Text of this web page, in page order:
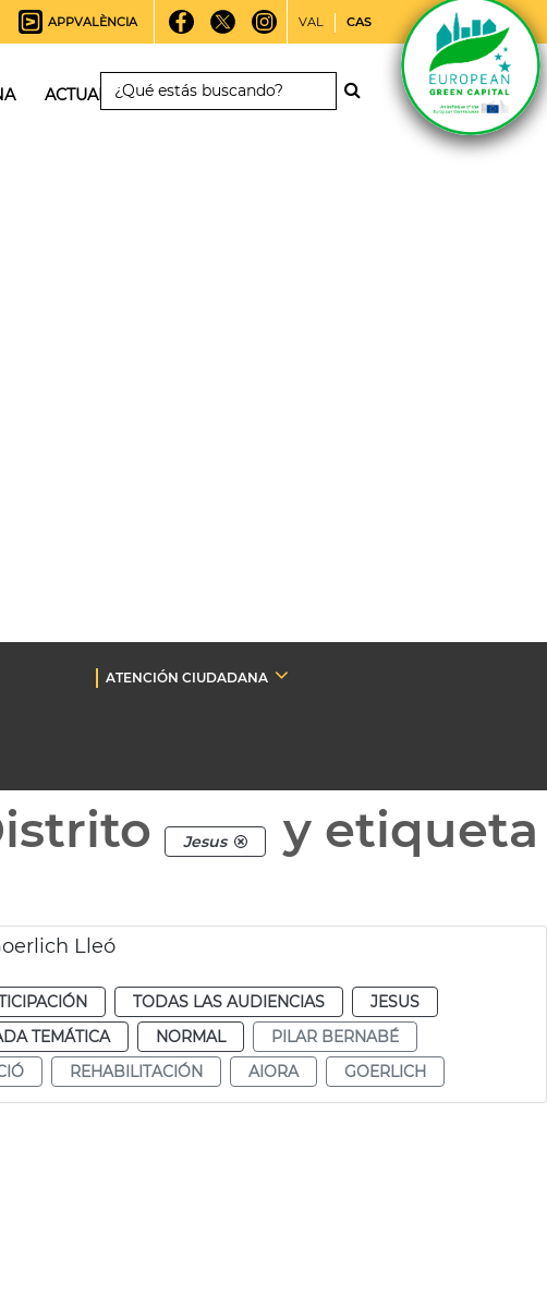
APPVALÈNCIA VAL CAS
ACTUALIDAD
ATENCIÓN CIUDADANA
Jesus y etiqueta
Lleó
TODAS LAS AUDIENCIAS
JESUS
TEMÁTICA NORMAL
PILAR BERNABÉ
REHABILITACIÓN AIORA GOERLICH